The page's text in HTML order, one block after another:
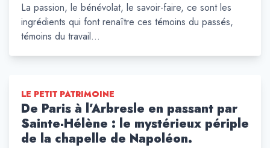
La passion, le bénévolat, le savoir-faire, ce sont les
ingrédients qui font renaître ces témoins du passés,
témoins du travail…
LE PETIT PATRIMOINE
De Paris à l’Arbresle en passant par
Sainte-Hélène : le mystérieux périple
de la chapelle de Napoléon.